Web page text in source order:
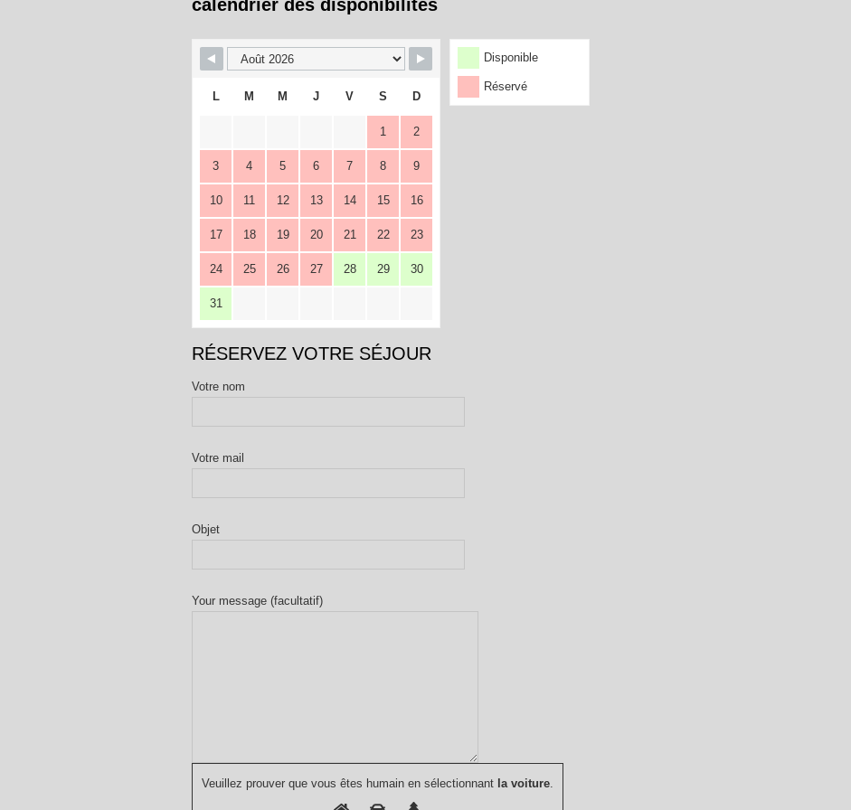
calendrier des disponibilités
Disponible
Réservé
L M M J V S D
1 2
3 4 5 6 7 8 9
10 11 12 13 14 15 16
17 18 19 20 21 22 23
24 25 26 27 28 29 30
31
RÉSERVEZ VOTRE SÉJOUR
Votre nom
Votre mail
Objet
Your message (facultatif)
Veuillez prouver que vous êtes humain en sélectionnant la voiture.